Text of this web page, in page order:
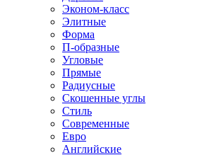
Эконом-класс
Элитные
Форма
П-образные
Угловые
Прямые
Радиусные
Скошенные углы
Стиль
Современные
Евро
Английские